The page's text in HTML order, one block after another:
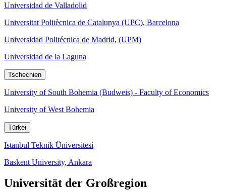
Universidad de Valladolid
Universitat Politècnica de Catalunya (UPC), Barcelona
Universidad Politécnica de Madrid, (UPM)
Universidad de la Laguna
Tschechien
University of South Bohemia (Budweis) - Faculty of Economics
University of West Bohemia
Türkei
Istanbul Teknik Üniversitesi
Baskent University, Ankara
Universität der Großregion